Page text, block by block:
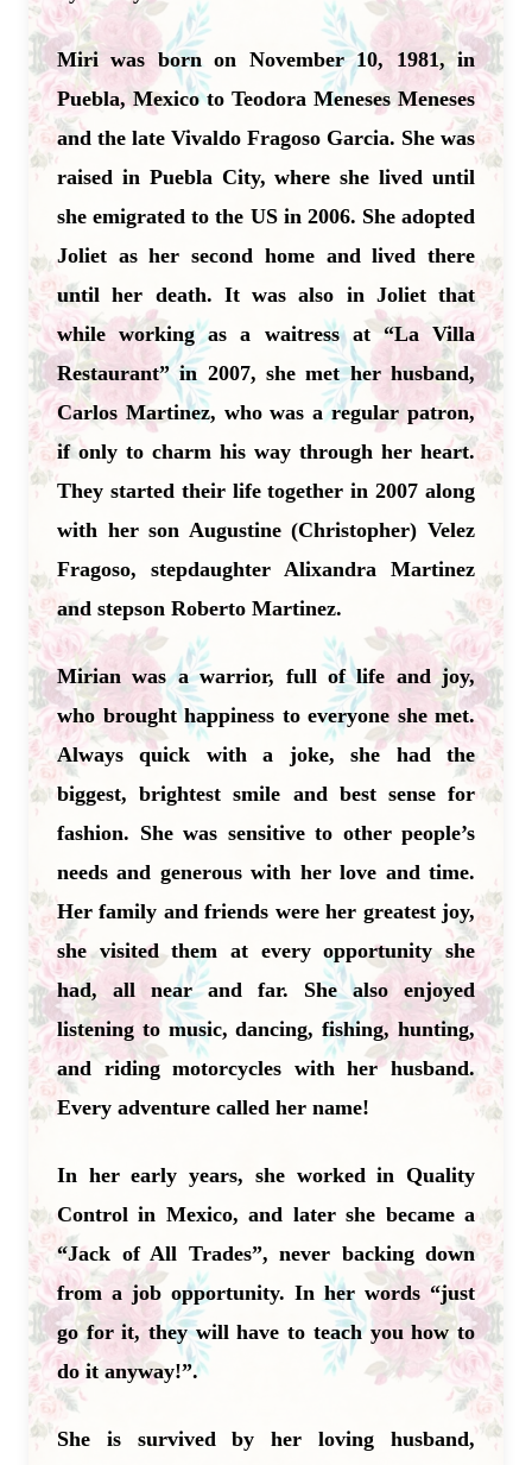
Miri was born on November 10, 1981, in
Puebla, Mexico to Teodora Meneses Meneses
and the late Vivaldo Fragoso Garcia. She was
raised in Puebla City, where she lived until
she emigrated to the US in 2006. She adopted
Joliet as her second home and lived there
until her death. It was also in Joliet that
while working as a waitress at “La Villa
Restaurant” in 2007, she met her husband,
Carlos Martinez, who was a regular patron,
if only to charm his way through her heart.
They started their lifetogether in 2007 along
with her son Augustine (Christopher) Velez
Fragoso, stepdaughter Alixandra Martinez
and stepson Roberto Martinez.
Mirian was a warrior, full of life and joy,
who brought happiness to everyone she met.
Always quick with a joke, she had the
biggest, brightest smile and best sense for
fashion. She was sensitive to other people’s
needs and generous with her love and time.
Her family and friends were her greatest joy,
she visited them at every opportunity she
had, all near and far. She also enjoyed
listening to music, dancing, fishing, hunting,
and riding motorcycles with her husband.
Every adventure called her name!
In her early years, she worked in Quality
Control in Mexico, and later she became a
“Jack of All Trades”, never backing down
from a job opportunity. In her words “just
go for it, they will have to teach you how to
do it anyway!”.
She is survived by her loving husband,